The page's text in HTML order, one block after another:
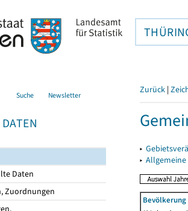
Suche Newsletter
Daten
Zuordnungen
Zurück |
▸
▸